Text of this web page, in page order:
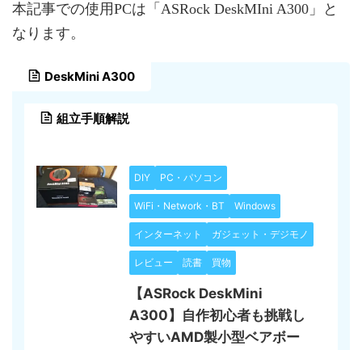
本記事での使用PCは「ASRock DeskMIni A300」と
なります。
DeskMini A300
組立手順解説
DIY PC・パソコン
WiFi・Network・BT Windows
インターネット ガジェット・デジモノ
レビュー 読書 買物
【ASRock DeskMini
A300】自作初心者も挑戦し
やすいAMD製小型ベアボー